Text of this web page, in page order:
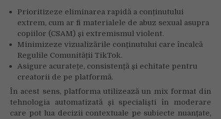
Prioritizeze eliminarea rapidă a conținutului
extrem, cum ar fi materialele de abuz sexual asupra
copiilor (CSAM) și extremismul violent.
Minimizeze vizualizările conținutului care încalcă
Regulile Comunității TikTok.
Asigure acuratețe, consistență și echitate pentru
creatorii de pe platformă.
În acest sens, platforma utilizează un mix format din
tehnologia automatizată și specialiști în moderare
care pot lua decizii contextuale pe subiecte nuanțate,